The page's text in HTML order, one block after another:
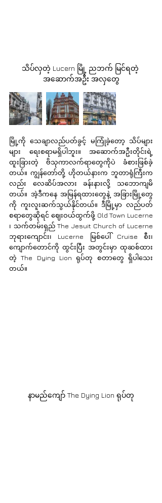
သိပ်လှတဲ့ Lucern မြို့ ညဘက် မြင်ရတဲ့
အဆောက်အဦး အလှတွေ
မြို့ကို သေချာလည်ပတ်ခွင့် မကြုံခဲ့တော့ သိပ်များ
များ ရေးစရာမရှိပါဘူး။ အဆောက်အဦးတိုင်းရဲ့
ထူးခြားတဲ့ ဗိသုကာလက်ရာတွေကိုပဲ ခံစားဖြစ်ခဲ့
တယ်။ ကျွန်တော်တို့ ဟိုတယ်နားက ဘူတာရုံကြီးက
လည်း လေဆိပ်အလား ခန်းနားလို့ သဘောကျမိ
တယ်။ အဲ့ဒီကနေ အမြန်ရထားတွေနဲ့ အခြားမြို့တွေ
ကို ကူးလူးဆက်သွယ်နိုင်တယ်။ ဒီမြို့မှာ လည်ပတ်
စရာတွေဆိုရင် ဈေးဝယ်ထွက်ဖို့ Old Town Lucerne
၊ သက်တမ်းရှည် The Jesuit Church of Lucerne
ဘုရားကျောင်း၊ Lucerne မြစ်ပေါ် Cruise စီး၊
ကျောက်တောင်ကို ထွင်းပြီး အတွင်းမှာ ထုဆစ်ထား
တဲ့ The Dying Lion ရုပ်တု စတာတွေ ရှိပါသေး
တယ်။
နာမည်ကျော် The Dying Lion ရုပ်တု